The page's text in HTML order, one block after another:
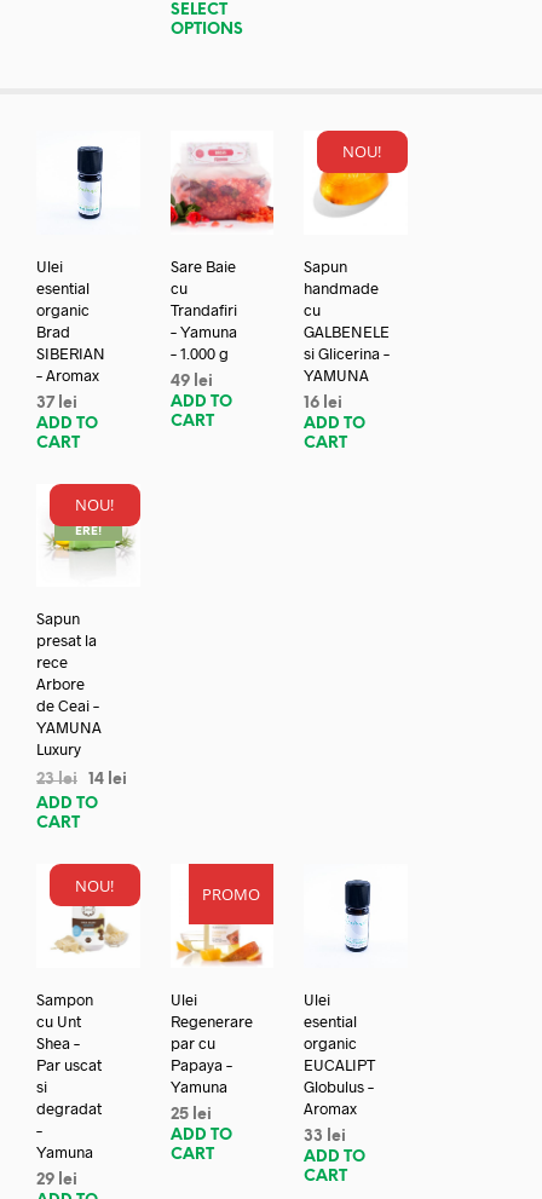
SELECT
OPTIONS
Ulei
esential
organic
Brad
SIBERIAN
– Aromax
37 lei
ADD TO
CART
Sare Baie
cu
Trandafiri
– Yamuna
– 1.000 g
49 lei
ADD TO
CART
NOU!
Sapun
handmade
cu
GALBENELE
si Glicerina –
YAMUNA
16 lei
ADD TO
CART
NOU!
REDUC
ERE!
Sapun
presat la
rece
Arbore
de Ceai –
YAMUNA
Luxury
23lei 14 lei
ADD TO
CART
NOU!
Sampon
cu Unt
Shea –
Par uscat
si
degradat
–
Yamuna
29 lei
PROMO
Ulei
Regenerare
par cu
Papaya –
Yamuna
25 lei
ADD TO
CART
Ulei
esential
organic
EUCALIPT
Globulus –
Aromax
33
lei
ADD TO
CART